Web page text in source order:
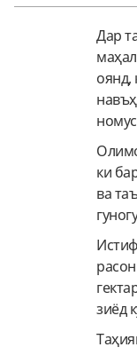
Дар
оянд,
ки
ва
зиёд